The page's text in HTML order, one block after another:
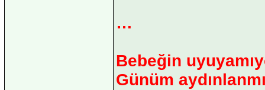
…
Bebeğin
Günüm